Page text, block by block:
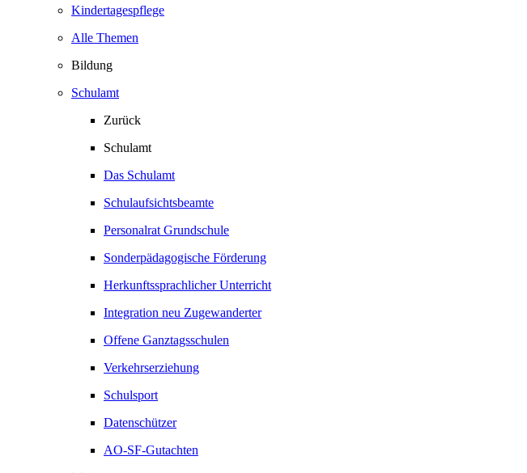
Kindertagespflege
Alle Themen
Bildung
Schulamt
Zurück
Schulamt
Das Schulamt
Schulaufsichtsbeamte
Personalrat Grundschule
Sonderpädagogische Förderung
Herkunftssprachlicher Unterricht
Integration neu Zugewanderter
Offene Ganztagsschulen
Verkehrserziehung
Schulsport
Datenschützer
AO-SF-Gutachten